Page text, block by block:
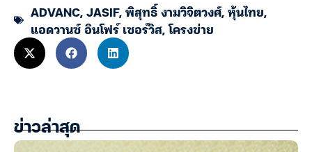
ADVANC,JASIF,พิสุทธิ์ งามวิจิตวงศ์,หุ้นไทย,
แอดวานซ์ อินโฟร์ เซอร์วิส,โครงข่าย
ข่าวล่าสุด